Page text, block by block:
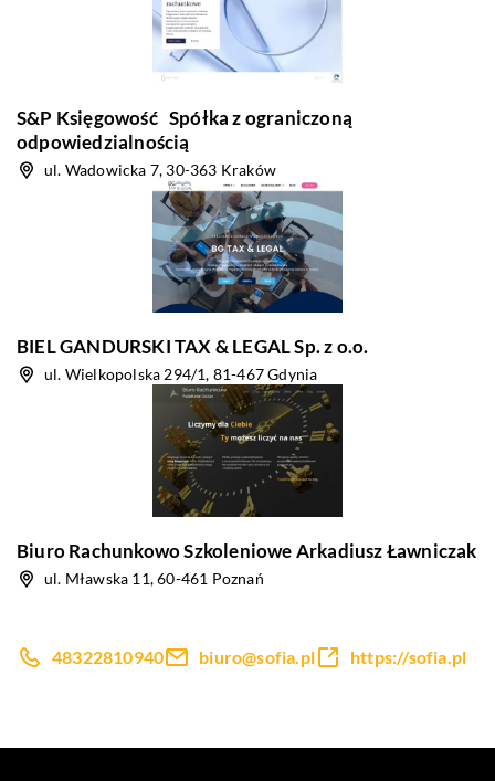
S&P Księgowość Spółka z ograniczoną
odpowiedzialnością
ul. Wadowicka 7, 30-363 Kraków
BIEL GANDURSKI TAX & LEGAL Sp. z o.o.
ul. Wielkopolska 294/1, 81-467 Gdynia
Biuro Rachunkowo Szkoleniowe Arkadiusz Ławniczak
ul. Mławska 11, 60-461 Poznań
48322810940 biuro@sofia.pl https://sofia.pl